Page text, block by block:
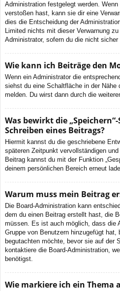
Administration festgelegt werden.
verstoßen hast, kann sie dir eine
dies die Entscheidung der
Limited nichts mit dieser Verwarnung
Administrator, sofern du die nicht
Wie kann ich Beiträge den
Wenn ein Administrator die
siehst du eine Schaltfläche in der Nähe
melden. Du wirst dann durch die
Was bewirkt die
Schreiben eines Beitrags?
Hiermit kannst du die geschriebene
späteren Zeitpunkt vervollständigen
Beitrag kannst du mit der Funktion
deinem persönlichen Bereich erneut
Warum muss mein Beitrag
Die Board-Administration kann
dem du einen Beitrag erstellt hast, die
müssen. Es ist auch möglich, dass die
Gruppe von Benutzern hinzugefügt hat,
begutachten möchte, bevor sie auf der
kontaktiere die Board-Administration,
benötigst.
Wie markiere ich ein Thema